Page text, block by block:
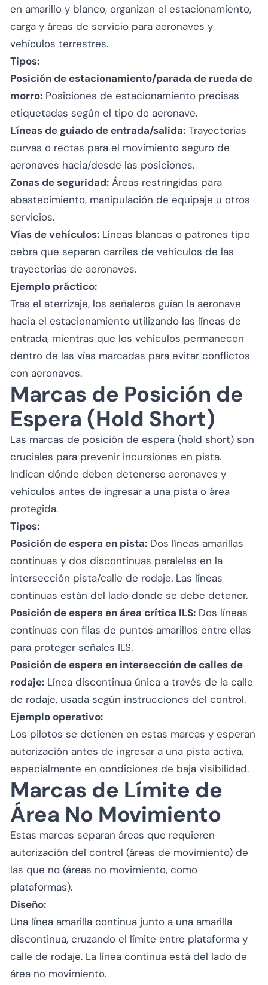
en amarillo y blanco, organizan el estacionamiento,
carga y áreas de servicio para aeronaves y
vehículos terrestres.
Tipos:
Posición de estacionamiento/parada de rueda de
morro: Posiciones de estacionamiento precisas
etiquetadas según el tipo de aeronave.
Líneas de guiado de entrada/salida: Trayectorias
curvas o rectas para el movimiento seguro de
aeronaves hacia/desde las posiciones.
Zonas de seguridad: Áreas restringidas para
abastecimiento, manipulación de equipaje u otros
servicios.
Vías de vehículos: Líneas blancas o patrones tipo
cebra que separan carriles de vehículos de las
trayectorias de aeronaves.
Ejemplo práctico:
Tras el aterrizaje, los señaleros guían la aeronave
hacia el estacionamiento utilizando las líneas de
entrada, mientras que los vehículos permanecen
dentro de las vías marcadas para evitar conflictos
con aeronaves.
Marcas de Posición de
Espera (Hold Short)
Las marcas de posición de espera (hold short) son
cruciales para prevenir incursiones en pista.
Indican dónde deben detenerse aeronaves y
vehículos antes de ingresar a una pista o área
protegida.
Tipos:
Posición de espera en pista: Dos líneas amarillas
continuas y dos discontinuas paralelas en la
intersección pista/calle de rodaje. Las líneas
continuas están del lado donde se debe detener.
Posición de espera en área crítica ILS: Dos líneas
continuas con filas de puntos amarillos entre ellas
para proteger señales ILS.
Posición de espera en intersección de calles de
rodaje: Línea discontinua única a través de la calle
de rodaje, usada según instrucciones del control.
Ejemplo operativo:
Los pilotos se detienen en estas marcas y esperan
autorización antes de ingresar a una pista activa,
especialmente en condiciones de baja visibilidad.
Marcas de Límite de
Área No Movimiento
Estas marcas separan áreas que requieren
autorización del control (áreas de movimiento) de
las que no (áreas no movimiento, como
plataformas).
Diseño:
Una línea amarilla continua junto a una amarilla
discontinua, cruzando el límite entre plataforma y
calle de rodaje. La línea continua está del lado de
área no movimiento.